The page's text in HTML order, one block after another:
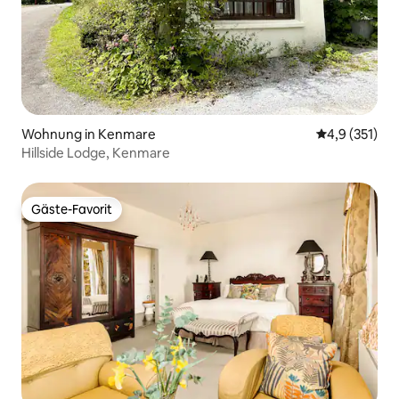
Wohnung in Kenmare
4,9 (351)
Hillside Lodge, Kenmare
Gäste-Favorit
Gäste-Favorit